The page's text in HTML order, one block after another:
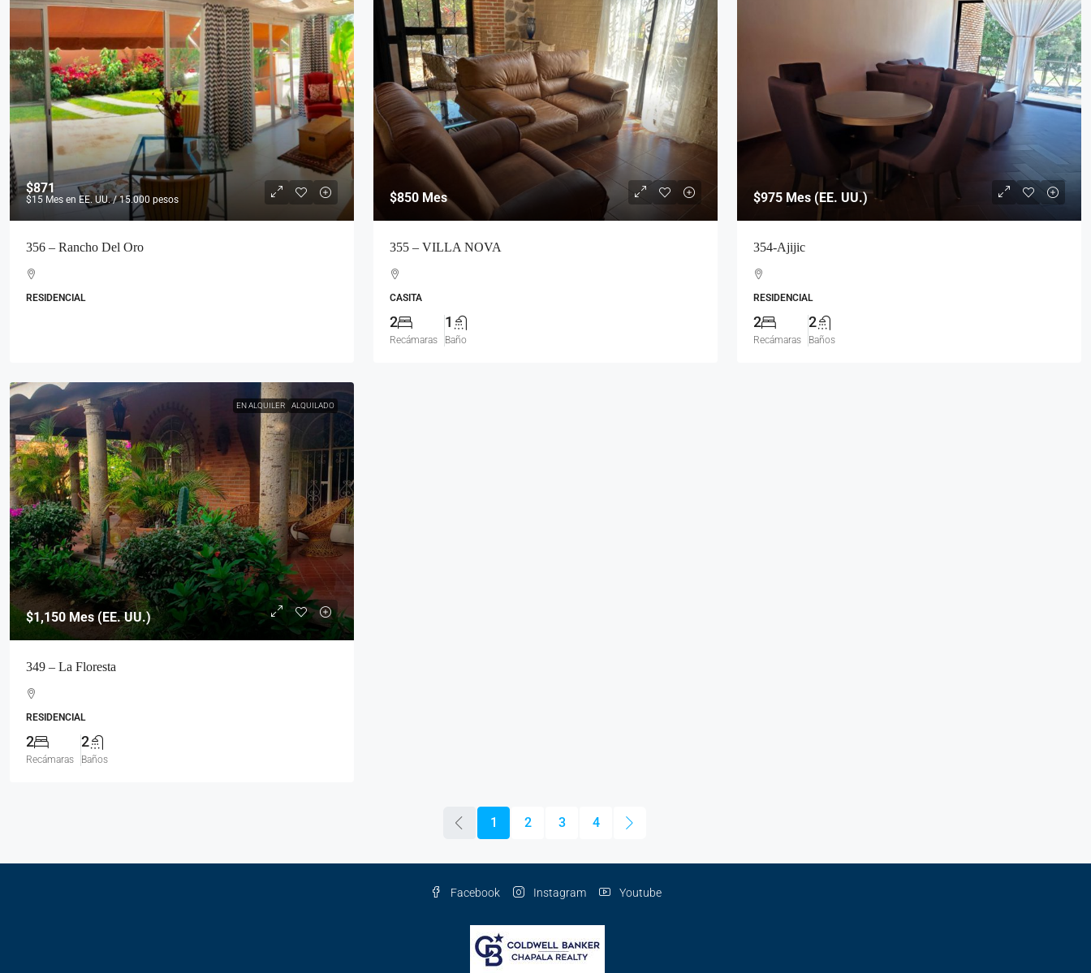
$871
$15 Mes en EE. UU. / 15.000 pesos
356 – Rancho Del Oro
RESIDENCIAL
$850 Mes
355 – VILLA NOVA
CASITA
2
Recámaras
1
Baño
$975 Mes (EE. UU.)
354-Ajijic
RESIDENCIAL
2
Recámaras
2
Baños
EN ALQUILER ALQUILADO
$1,150Mes (EE. UU.)
349 – La Floresta
RESIDENCIAL
2
Recámaras
2
Baños
1 2 3 4
Facebook Instagram Youtube